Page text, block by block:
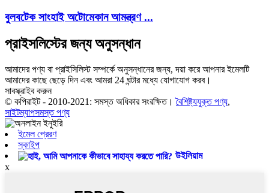
বুলবটেক সাংহাই অটোমেকান আমন্ত্রণ ...
প্রাইসলিস্টের জন্য অনুসন্ধান
আমাদের পণ্য বা প্রাইসিলিস্ট সম্পর্কে অনুসন্ধানের জন্য, দয়া করে আপনার ইমেলটি
আমাদের কাছে ছেড়ে দিন এবং আমরা 24 ঘন্টার মধ্যে যোগাযোগ করব।
সাবস্ক্রাইব করুন
© কপিরাইট - 2010-2021: সমস্ত অধিকার সংরক্ষিত। বৈশিষ্ট্যযুক্ত পণ্য,
সাইটম্যাপসমস্ত পণ্য
ইমেল প্রেরণ
স্কাইপ
উইলিয়াম
x